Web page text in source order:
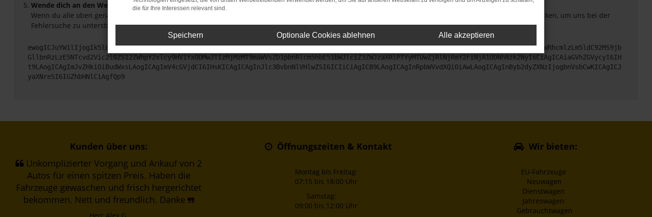
Wende dich an den Webseitenbetreiber.
Wenn du alle oben genannten Schritte versucht hast, kontaktiere uns bitte. Wir werden versuchen, das Problem zu beheben. Du kannst uns diesen Text schicken, um uns bei der
Fehlersuche zu unterstützen:
ewogICJuYW1lIjogIk5ldHdvcmtFcnJvciIsCiAgImNvbmZpZyI6IHsKICAgICJtZXRob2QiOiAiR0VUIiwKICAgICJ1cmwiOiAiaHR0cHM6Ly9hcGkueC5ha3MtcHJvZC5hdWRhcmlzLm5ldC92MS9jb
GllbnRzLzE5NTcvd2Vic2l0ZS12ZWhpY2xlcy9HV1YxODMwJTIzMjMzMT9maWVsZD1pbnRlcm5hbE51bWJlciZ3ZWJzaXRlPTYyMTUwZjRlNjRmY2FiNjA1ODNhNzk2NyIsCiAgICAiaGVhZGVycyI6IH
t9LAogICAgImJvZHkiOiBudWxsLAogICAgImV4cGVjdCI6IHsKICAgICAgInJlc3BvbnNlVHlwZSI6ICIiCiAgICB9LAogICAgInRpbWVvdXQiOiAwLAogICAgInByb2dyZXNzIjogbnVsbCwKICAgICJ
yaXNreSI6IGZhbHNlCiAgfQp9
Kunden über uns:
Unkomplizierter Vorgang und Ankauf von 2
Autos für einen spitzen Preis. Haben die
Fahrzeuge gewaschen und frisch hergerichtet
bekommen. Nett und freundlich. Danke
Öffnungszeiten & Kontakt
Montag bis Freitag:
07:15 bis 18:00 Uhr
Samstag:
09:00 bis 12:00 Uhr
Wir bieten:
EU-Fahrzeuge
Neuwagen
Dienstwagen
Jahreswagen
Gebrauchtwagen
die für Ihre Interessen relevant sind.
Speichern Optionale Cookies ablehnen Alle akzeptieren